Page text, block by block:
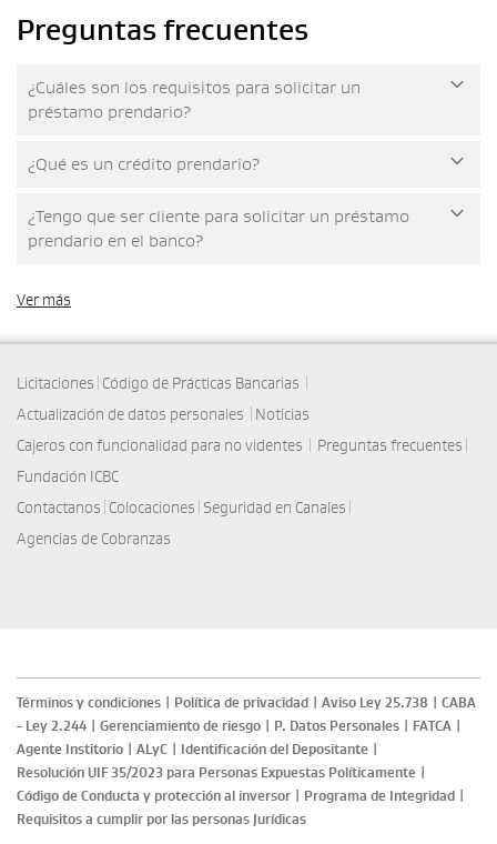
Preguntas frecuentes
¿Cuáles son los requisitos para solicitar un
préstamo prendario?
¿Qué es un crédito prendario?
¿Tengo que ser cliente para solicitar un préstamo
prendario en el banco?
Ver más
Licitaciones Código de Prácticas Bancarias
Actualización de datos personales
Noticias
Cajeros con funcionalidad para no videntes
Preguntas frecuentes
Fundación ICBC
Contactanos
Colocaciones Seguridad en Canales
Agencias de Cobranzas
Términos y condiciones Política de privacidad Aviso Ley 25.738
CABA
- Ley 2.244
Gerenciamiento de riesgo P. Datos Personales FATCA
Agente Institorio
ALyC Identificación del Depositante
Resolución UIF 35/2023 para Personas Expuestas Políticamente
Código de Conducta y protección al inversor
Programa de Integridad
Requisitos a cumplir por las personas Jurídicas